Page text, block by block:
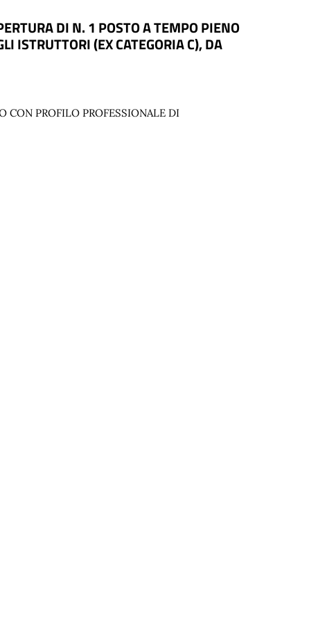
DI N. 1 POSTO A TEMPO PIENO
ISTRUTTORI (EX CATEGORIA C), DA
CON PROFILO PROFESSIONALE DI